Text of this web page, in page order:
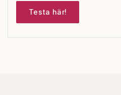
Testa här!